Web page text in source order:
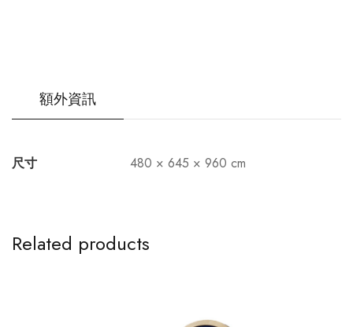
額外資訊
尺寸 480 × 645 × 960 cm
Related products